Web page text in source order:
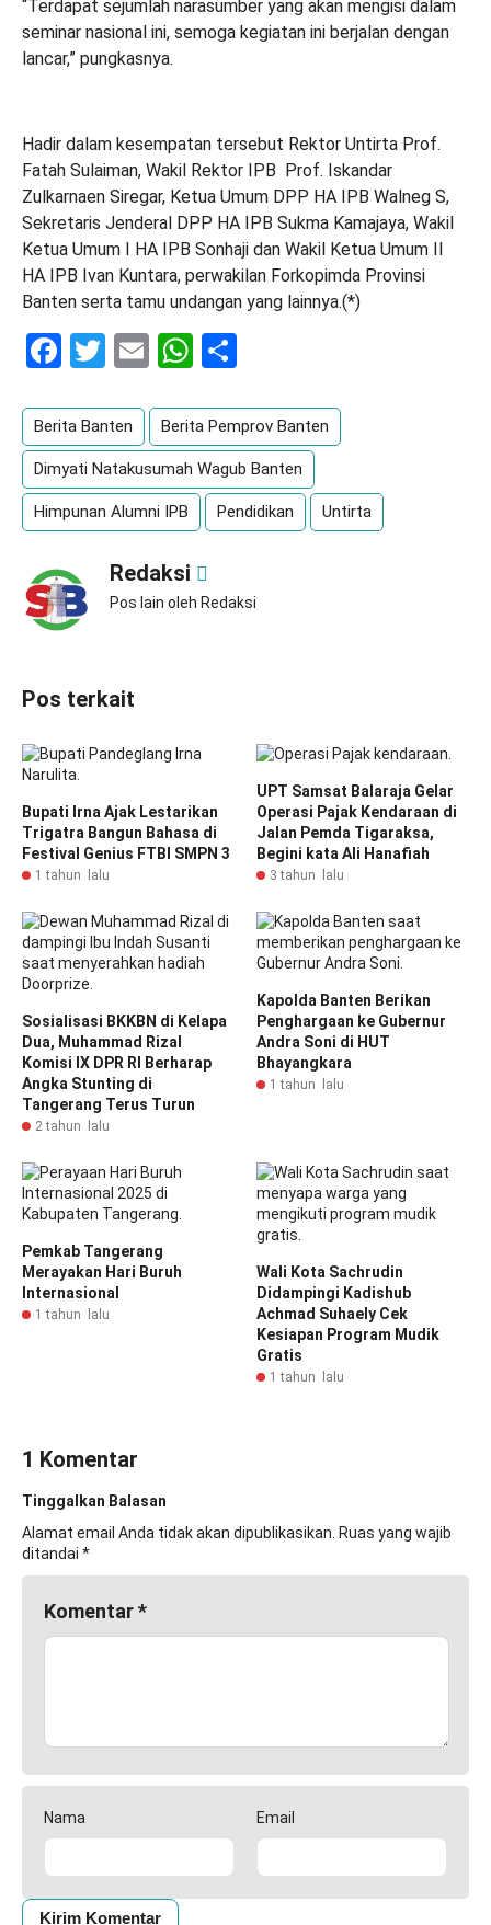
“Terdapat sejumlah narasumber yang akan mengisi dalam
seminar nasional ini, semoga kegiatan ini berjalan dengan
lancar,” pungkasnya.
Hadir dalam kesempatan tersebut Rektor Untirta Prof.
Fatah Sulaiman, Wakil Rektor IPB Prof. Iskandar
Zulkarnaen Siregar, Ketua Umum DPP HA IPB Walneg S,
Sekretaris Jenderal DPP HA IPB Sukma Kamajaya, Wakil
Ketua Umum I HA IPB Sonhaji dan Wakil Ketua Umum II
HA IPB Ivan Kuntara, perwakilan Forkopimda Provinsi
Banten serta tamu undangan yang lainnya.(*)
Facebook
Twitter
EmailWhatsApp
Berita Banten Berita Pemprov Banten
Dimyati Natakusumah Wagub Banten
Himpunan Alumni IPB Pendidikan Untirta
Redaksi
Pos lain oleh Redaksi
Pos terkait
Bupati Irna Ajak Lestarikan
Trigatra Bangun Bahasa di
Festival Genius FTBI SMPN 3
1 tahun lalu
UPT Samsat Balaraja Gelar
Operasi Pajak Kendaraan di
Jalan Pemda Tigaraksa,
Begini kata Ali Hanafiah
3 tahun lalu
Sosialisasi BKKBN di Kelapa
Dua, Muhammad Rizal
Komisi IX DPR RI Berharap
Angka Stunting di
Tangerang Terus Turun
2 tahun lalu
Kapolda Banten Berikan
Penghargaan ke Gubernur
Andra Soni di HUT
Bhayangkara
1 tahun lalu
Pemkab Tangerang
Merayakan Hari Buruh
Internasional
1 tahun lalu
Wali Kota Sachrudin
Didampingi Kadishub
Achmad Suhaely Cek
Kesiapan Program Mudik
Gratis
1 tahun lalu
1 Komentar
Tinggalkan Balasan
Alamat email Anda tidak akan dipublikasikan. Ruas yang wajib
ditandai *
Komentar*
Nama Email